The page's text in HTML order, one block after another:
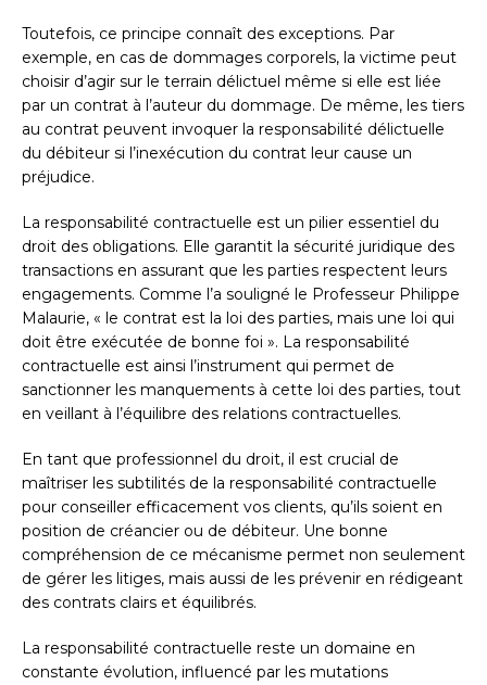
Toutefois, ce principe connaît des exceptions. Par
exemple, en cas de dommages corporels, la victime peut
choisir d’agir sur le terrain délictuel même si elle est liée
par un contrat à l’auteur du dommage. De même, les tiers
au contrat peuvent invoquer la responsabilité délictuelle
du débiteur si l’inexécution du contrat leur cause un
préjudice.
La responsabilité contractuelle est un pilier essentiel du
droit des obligations. Elle garantit la sécurité juridique des
transactions en assurant que les parties respectent leurs
engagements. Comme l’a souligné le Professeur Philippe
Malaurie, « le contrat est la loi des parties, mais une loi qui
doit être exécutée de bonne foi ». La responsabilité
contractuelle est ainsi l’instrument qui permet de
sanctionner les manquements à cette loi des parties, tout
en veillant à l’équilibre des relations contractuelles.
En tant que professionnel du droit, il est crucial de
maîtriser les subtilités de la responsabilité contractuelle
pour conseiller efficacement vos clients, qu’ils soient en
position de créancier ou de débiteur. Une bonne
compréhension de ce mécanisme permet non seulement
de gérer les litiges, mais aussi de les prévenir en rédigeant
des contrats clairs et équilibrés.
La responsabilité contractuelle reste un domaine en
constante évolution, influencé par les mutations